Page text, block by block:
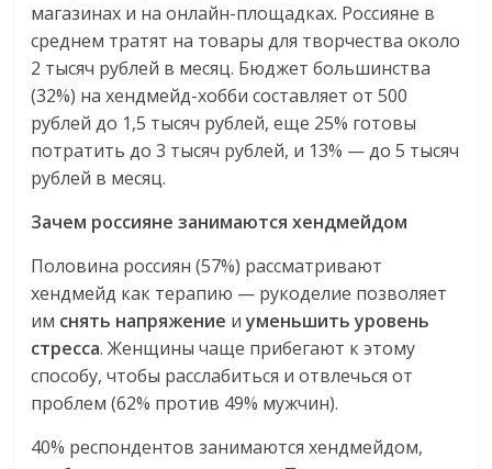
магазинах и на онлайн-площадках. Россияне в
среднем тратят на товары для творчества около
2 тысяч рублей в месяц. Бюджет большинства
(32%) на хендмейд-хобби составляет от 500
рублей до 1,5 тысяч рублей, еще 25% готовы
потратить до 3 тысяч рублей, и 13% — до 5 тысяч
рублей в месяц.
Зачем россияне занимаются хендмейдом
Половина россиян (57%) рассматривают
хендмейд как терапию — рукоделие позволяет
им снять напряжение иуменьшить уровень
стресса. Женщины чаще прибегают к этому
способу, чтобы расслабиться и отвлечься от
проблем (62% против 49% мужчин).
40% респондентов занимаются хендмейдом,